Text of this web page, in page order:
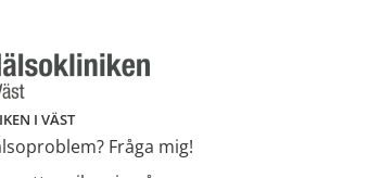
I VÄST
Fråga mig!